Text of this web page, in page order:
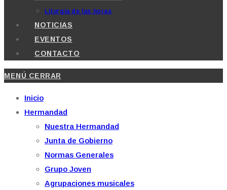
Liturgia de las horas
NOTICIAS
EVENTOS
CONTACTO
MENÚ CERRAR
Inicio
Hermandad
Nuestra Hermandad
Junta de Gobierno
Normas Generales
Grupo Joven
Agrupaciones musicales